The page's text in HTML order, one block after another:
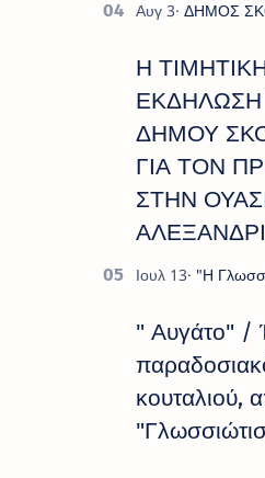
Η
ΔΗΜΟΥ
ΓΙΑ ΤΟΝ
ΣΤΗΝ
" Αυγάτο" /
κουταλιού,